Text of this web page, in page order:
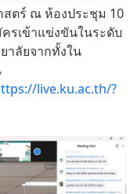
สตร์ ณ ห้องประชุม 10
รเข้าแข่งขันในระดับ
าลัยจากทั้งใน
live.ku.ac.th/?